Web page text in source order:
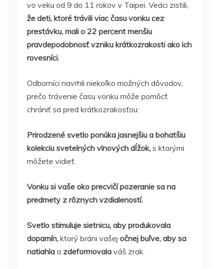
vo veku od 9 do 11 rokov v Taipei. Vedci zistili,
že deti, ktoré trávili viac času vonku cez
prestávku, mali o 22 percent menšiu
pravdepodobnosť vzniku krátkozrakosti ako ich
rovesníci.
Odborníci navrhli niekoľko možných dôvodov,
prečo trávenie času vonku môže pomôcť
chrániť sa pred krátkozrakosťou:
Prirodzené svetlo ponúka jasnejšiu a bohatšiu
kolekciu svetelných vlnových dĺžok, s ktorými
môžete vidieť.
Vonku si vaše oko precvičí pozeranie sa na
predmety z rôznych vzdialeností.
Svetlo stimuluje sietnicu, aby produkovala
dopamín, ktorý bráni vašej očnej buľve, aby sa
natiahla a zdeformovala váš zrak.